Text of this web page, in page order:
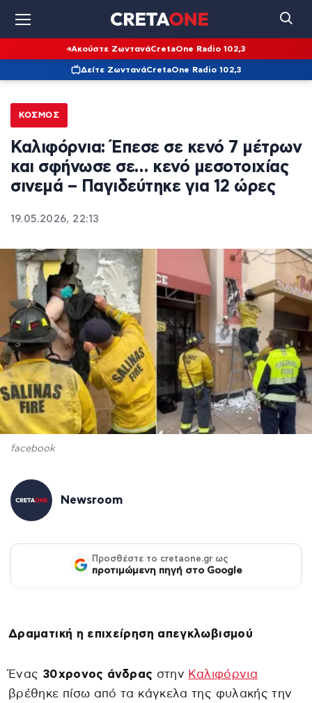
Ακούστε ΖωντανάCretaOne Radio 102,3
Δείτε ΖωντανάCretaOne Radio 102,3
ΚΌΣΜΟΣ
Καλιφόρνια: Έπεσε σε κενό 7 μέτρων
και σφήνωσε σε… κενό μεσοτοιχίας
σινεμά – Παγιδεύτηκε για 12 ώρες
19.05.2026, 22:13
facebook
Newsroom
Προσθέστε το cretaone.gr ως
προτιμώμενη πηγή στο Google
Δραματική η επιχείρηση απεγκλωβισμού
Ένας 30χρονος άνδρας στην Καλιφόρνια
βρέθηκε πίσω από τα κάγκελα της φυλακής την